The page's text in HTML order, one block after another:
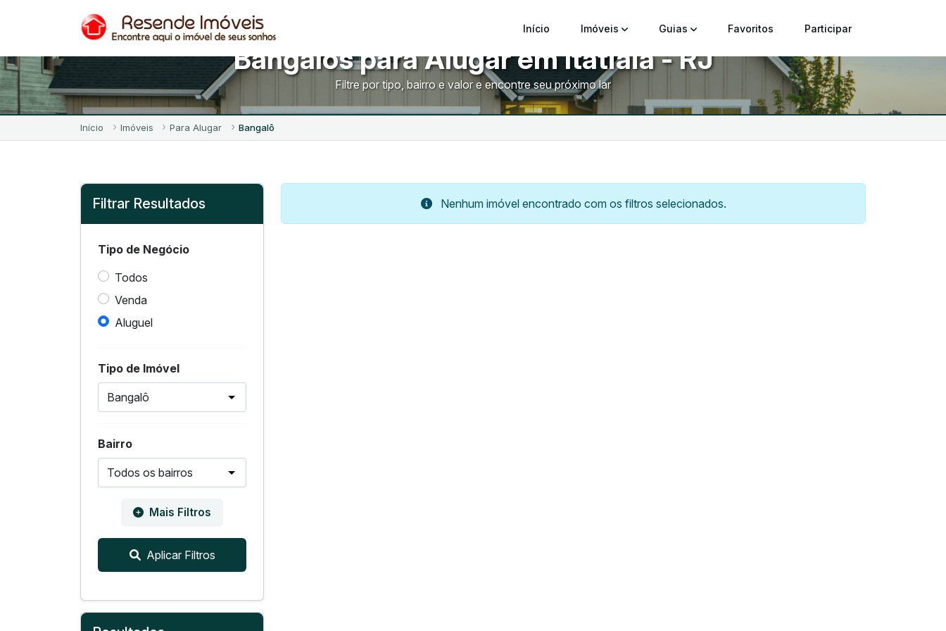
Início Imóveis Guias Favoritos Participar
Bangalôs para Alugar em Itatiaia - RJ
Filtre por tipo, bairro e valor e encontre seu próximo lar
Início Imóveis Para Alugar Bangalô
Filtrar Resultados
Tipo de Negócio
Todos
Venda
Aluguel
Tipo de Imóvel
Bairro
Mais Filtros
Aplicar Filtros
Nenhum imóvel encontrado com os filtros selecionados.